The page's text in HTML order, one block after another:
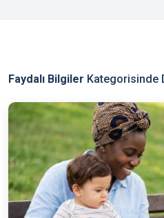
Faydalı Bilgiler Kategorisinde